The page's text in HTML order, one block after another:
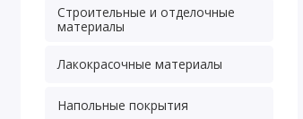
Строительные и отделочные
материалы
Лакокрасочные материалы
Напольные покрытия